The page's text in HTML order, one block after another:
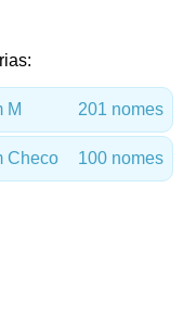
M 201 nomes
Checo 100 nomes